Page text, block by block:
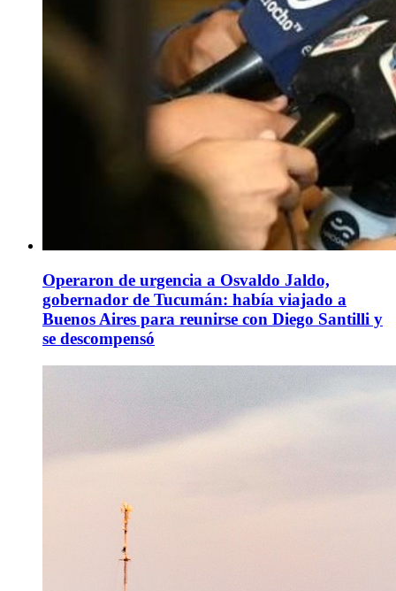
Operaron de urgencia a Osvaldo Jaldo,
gobernador de Tucumán: había viajado a
Buenos Aires para reunirse con Diego Santilli y
se descompensó